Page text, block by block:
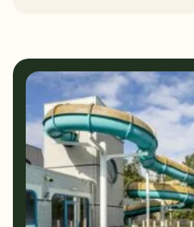
8 Bungalows
7 Prijs/kwaliteit